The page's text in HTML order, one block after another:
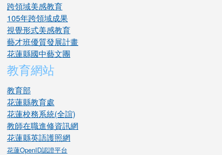
跨領域美感教育
105年跨領域成果
視覺形式美感教育
藝才班優質發展計畫
花蓮縣國中藝文團
教育網站
教育部
花蓮縣教育處
花蓮校務系統(全誼)
教師在職進修資訊網
花蓮縣英語護照網
花蓮OpenID認證平台